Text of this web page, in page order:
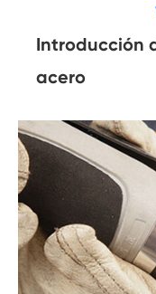
Introducción
acero